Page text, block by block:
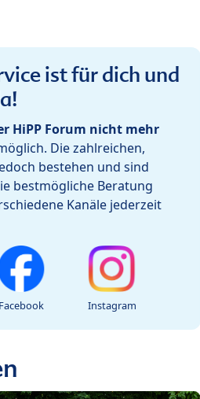
ist für dich und
HiPP Forum nicht mehr
Die zahlreichen,
bestehen und sind
bestmögliche Beratung
Kanäle jederzeit
Facebook Instagram